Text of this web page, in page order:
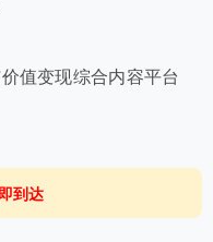
值变现综合内容平台
到达